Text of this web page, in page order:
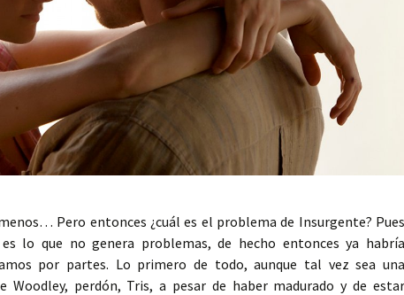
Pero entonces ¿cuál es el problema de Insurgente? Pues
lo que no genera problemas, de hecho entonces ya habría
por partes. Lo primero de todo, aunque tal vez sea una
Woodley, perdón, Tris, a pesar de haber madurado y de estar